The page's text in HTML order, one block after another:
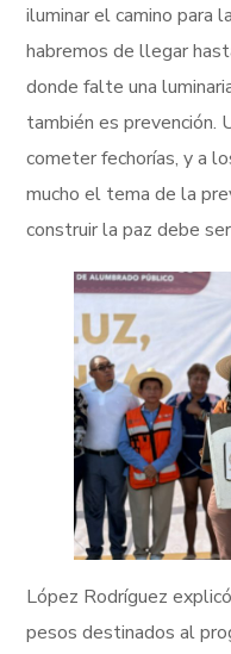
iluminar el camino para
habremos de llegar
donde falte una
también es prevención.
cometer fechorías, y a
mucho el tema de la
construir la paz debe
López Rodríguez
pesos destinados al